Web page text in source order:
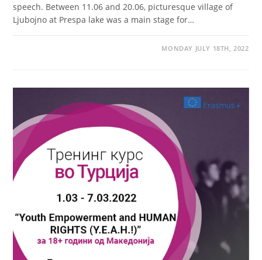
speech. Between 11.06 and 20.06, picturesque village of
Ljubojno at Prespa lake was a main stage for…
MONDAY JULY 18TH, 2022